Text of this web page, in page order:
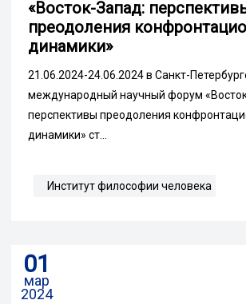
«Восток-Запад:
преодоления
динамики»
21.06.2024-24.06.2024 в Санкт-
международный научный форум
перспективы преодоления
динамики» ст...
Институт философии человека
01
мар
2024